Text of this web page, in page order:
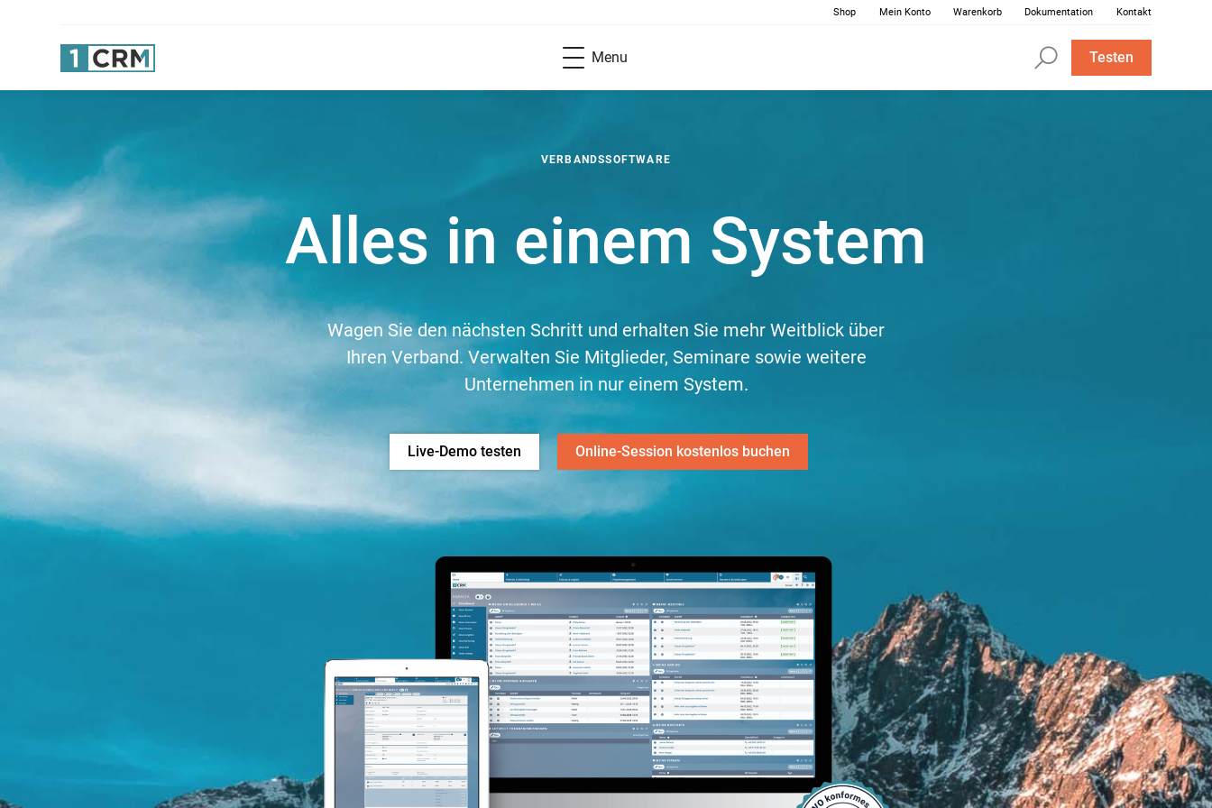
Shop Mein Konto Warenkorb Dokumentation Kontakt
Menu Testen
VERBANDSSOFTWARE
Alles in einem System
Wagen Sie den nächsten Schritt und erhalten Sie mehr Weitblick über
Ihren Verband. Verwalten Sie Mitglieder, Seminare sowie weitere
Unternehmen in nur einem System.
Live-Demo testen Online-Session kostenlos buchen